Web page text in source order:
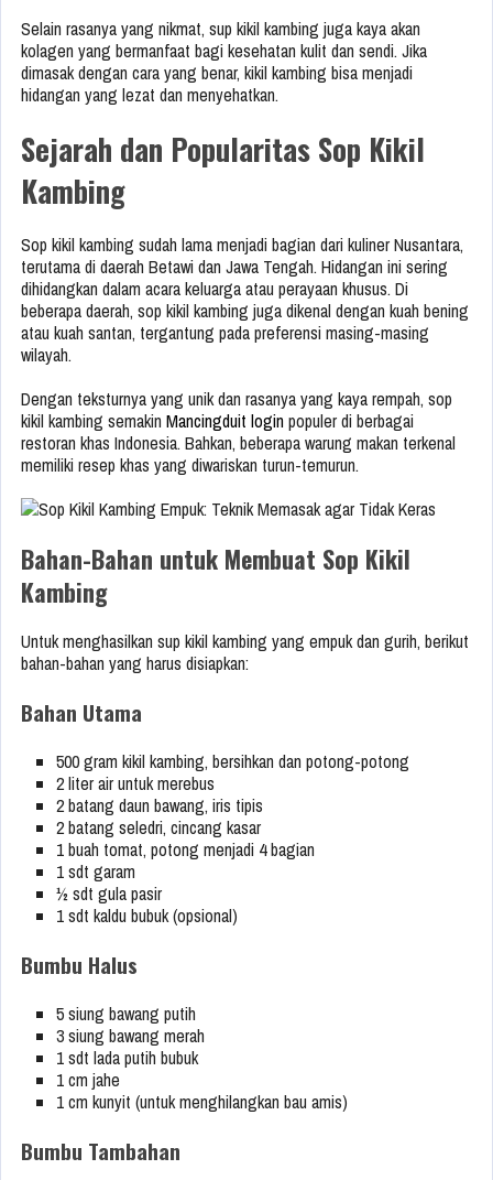
Selain rasanya yang nikmat, sup kikil kambing juga kaya akan
kolagen yang bermanfaat bagi kesehatan kulit dan sendi. Jika
dimasak dengan cara yang benar, kikil kambing bisa menjadi
hidangan yang lezat dan menyehatkan.
Sejarah dan Popularitas Sop Kikil
Kambing
Sop kikil kambing sudah lama menjadi bagian dari kuliner Nusantara,
terutama di daerah Betawi dan Jawa Tengah. Hidangan ini sering
dihidangkan dalam acara keluarga atau perayaan khusus. Di
beberapa daerah, sop kikil kambing juga dikenal dengan kuah bening
atau kuah santan, tergantung pada preferensi masing-masing
wilayah.
Dengan teksturnya yang unik dan rasanya yang kaya rempah, sop
kikil kambing semakin Mancingduit loginpopuler di berbagai
restoran khas Indonesia. Bahkan, beberapa warung makan terkenal
memiliki resep khas yang diwariskan turun-temurun.
Bahan-Bahan untuk Membuat Sop Kikil
Kambing
Untuk menghasilkan sup kikil kambing yang empuk dan gurih, berikut
bahan-bahan yang harus disiapkan:
Bahan Utama
500 gram kikil kambing, bersihkan dan potong-potong
2 liter air untuk merebus
2 batang daun bawang, iris tipis
2 batang seledri, cincang kasar
1 buah tomat, potong menjadi 4 bagian
1 sdt garam
½ sdt gula pasir
1 sdt kaldu bubuk (opsional)
Bumbu Halus
5 siung bawang putih
3 siung bawang merah
1 sdt lada putih bubuk
1 cm jahe
1 cm kunyit (untuk menghilangkan bau amis)
Bumbu Tambahan